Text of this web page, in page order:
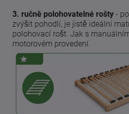
3. ručně polohovatelné rošty -
zvýšit pohodlí, je jistě ideální
polohovací rošt. Jak s
motorovém provedení.